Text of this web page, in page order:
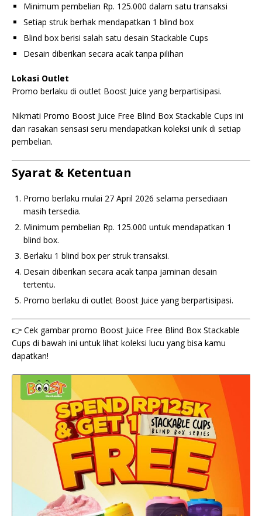
Minimum pembelian Rp. 125.000 dalam satu transaksi
Setiap struk berhak mendapatkan 1 blind box
Blind box berisi salah satu desain Stackable Cups
Desain diberikan secara acak tanpa pilihan
Lokasi Outlet
Promo berlaku di outlet Boost Juice yang berpartisipasi.
Nikmati Promo Boost Juice Free Blind Box Stackable Cups ini
dan rasakan sensasi seru mendapatkan koleksi unik di setiap
pembelian.
Syarat & Ketentuan
Promo berlaku mulai 27 April 2026 selama persediaan
masih tersedia.
Minimum pembelian Rp. 125.000 untuk mendapatkan 1
blind box.
Berlaku 1 blind box per struk transaksi.
Desain diberikan secara acak tanpa jaminan desain
tertentu.
Promo berlaku di outlet Boost Juice yang berpartisipasi.
👉 Cek gambar promo Boost Juice Free Blind Box Stackable
Cups di bawah ini untuk lihat koleksi lucu yang bisa kamu
dapatkan!